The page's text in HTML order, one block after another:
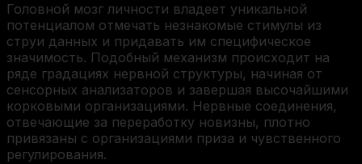
Головной мозг личности владеет уникальной
потенциалом отмечать незнакомые стимулы из
струи данных и придавать им специфическое
значимость. Подобный механизм происходит на
ряде градациях нервной структуры, начиная от
сенсорных анализаторов и завершая высочайшими
корковыми организациями. Нервные соединения,
отвечающие за переработку новизны, плотно
привязаны с организациями приза и чувственного
регулирования.